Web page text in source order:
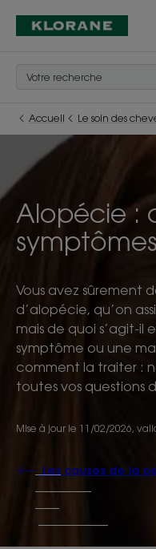
Accueil Le soin des
Alopécie :
Vous avez sûrement
d’alopécie, qu’on
mais de quoi s’agit-il
symptôme ou une
comment la traiter :
toutes vos questions
Mise à jour le 11/02/2026,
Les causes de la